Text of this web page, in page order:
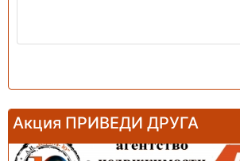
Акция ПРИВЕДИ ДРУГА